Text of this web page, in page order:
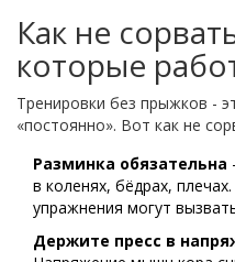
Как не
которые
Тренировки без прыжков -
«постоянно». Вот как не
Разминка обязательна
в коленях, бёдрах,
упражнения могут
Держите пресс в